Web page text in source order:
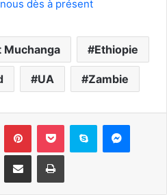
Ethiopie
UA Zambie
PinterestPocket Skype
Partager par email Imprimer